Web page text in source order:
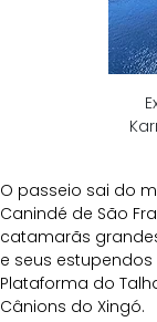
O passeio sai do
Canindé de São
catamarãs
e seus
Plataforma do
Cânions do Xingó.